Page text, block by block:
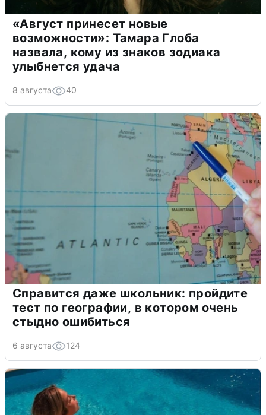
«Август принесет новые
возможности»: Тамара Глоба
назвала, кому из знаков зодиака
улыбнется удача
8 августа 40
Справится даже школьник: пройдите
тест по географии, в котором очень
стыдно ошибиться
6 августа 124